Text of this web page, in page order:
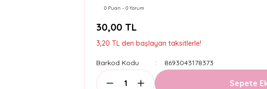
0 Puan - 0 Yorum
30,00 TL
3,20 TL den başlayan taksitlerle!
Barkod Kodu 8693043178373
Sepete